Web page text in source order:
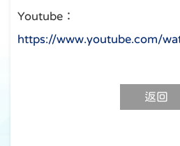
Youtube：
https://www.youtube.com/
返回